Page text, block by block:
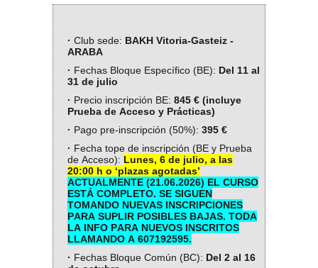
· Club sede: BAKH Vitoria-Gasteiz -
ARABA
· Fechas Bloque Específico (BE): Del 11 al
31 de julio
· Precio inscripción BE: 845 € (incluye
Prueba de Acceso y Prácticas)
· Pago pre-inscripción (50%): 395 €
· Fecha tope de inscripción (BE y Prueba
de Acceso): Lunes, 6 de julio, a las
20:00 h o ‘plazas agotadas’
ACTUALMENTE (21.06.2026) EL CURSO
ESTÁ COMPLETO. SE SIGUEN
TOMANDO NUEVAS INSCRIPCIONES
PARA SUPLIR POSIBLES BAJAS. TODA
LA INFO PARA NUEVOS INSCRITOS
LLAMANDO A 607192595.
· Fechas Bloque Común (BC): Del 2 al 16